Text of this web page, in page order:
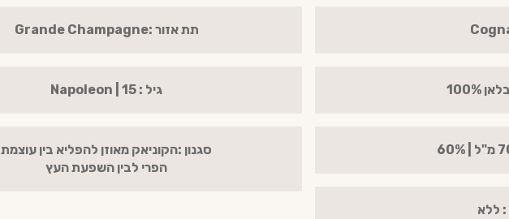
100%
: ללא
תת אזור :Grande Champagne
גיל : Napoleon | 15
סגנון :הקוניאק מאוזן להפליא בין עוצמת
הפרי לבין השפעת העץ